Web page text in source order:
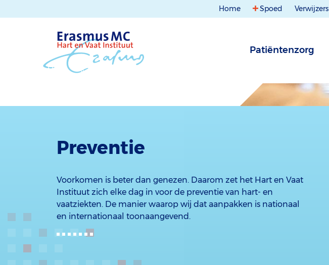
Home Spoed Verwijzers
Patiëntenzorg
Preventie
Voorkomen is beter dan genezen. Daarom zet het Hart en Vaat
Instituut zich elke dag in voor de preventie van hart- en
vaatziekten. De manier waarop wij dat aanpakken is nationaal
en internationaal toonaangevend.